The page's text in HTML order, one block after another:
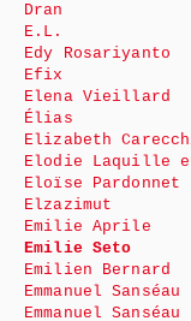
Dran
E.L.
Edy Rosariyanto
Efix
Elena Vieillard
Élias
Elizabeth
Elodie Laquille
Eloïse Pardonnet
Elzazimut
Emilie Aprile
Emilie Seto
Emilien Bernard
Emmanuel Sanséau
Emmanuel Sanséau